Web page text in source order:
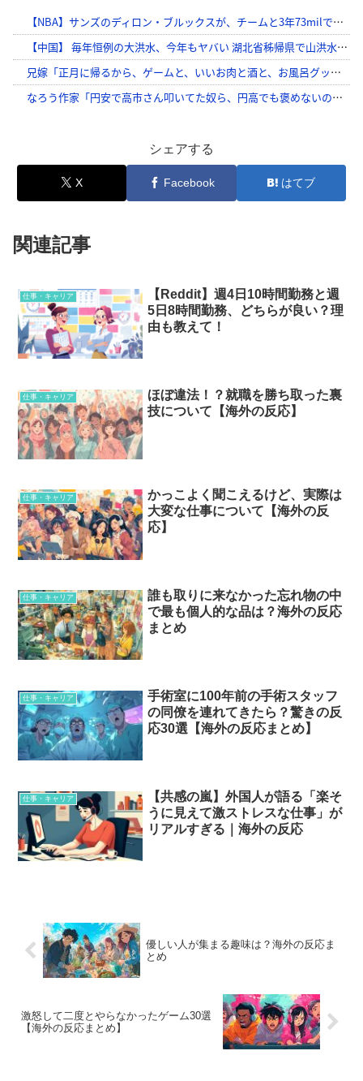
シェアする
X Facebook はてブ
関連記事
仕事・キャリア
【Reddit】週4日10時間勤務と週
5日8時間勤務、どちらが良い？理
由も教えて！
仕事・キャリア
ほぼ違法！？就職を勝ち取った裏
技について【海外の反応】
仕事・キャリア
かっこよく聞こえるけど、実際は
大変な仕事について【海外の反
応】
仕事・キャリア
誰も取りに来なかった忘れ物の中
で最も個人的な品は？海外の反応
まとめ
仕事・キャリア
手術室に100年前の手術スタッフ
の同僚を連れてきたら？驚きの反
応30選【海外の反応まとめ】
仕事・キャリア
【共感の嵐】外国人が語る「楽そ
うに見えて激ストレスな仕事」が
リアルすぎる｜海外の反応
優しい人が集まる趣味は？海外の反応ま
とめ
激怒して二度とやらなかったゲーム30選
【海外の反応まとめ】